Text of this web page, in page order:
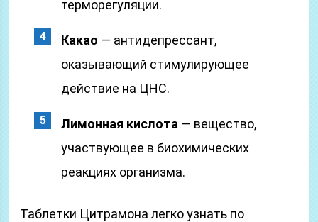
терморегуляции.
Какао — антидепрессант,
оказывающий стимулирующее
действие на ЦНС.
Лимонная кислота — вещество,
участвующее в биохимических
реакциях организма.
Таблетки Цитрамона легко узнать по